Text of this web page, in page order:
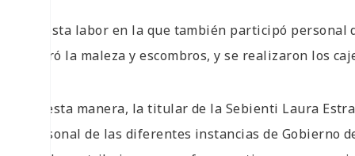
En esta labor en la que también participó
retiró la maleza y escombros, y se realizaron los
De esta manera, la titular de la Sebienti Laura
personal de las diferentes instancias de Gobierno